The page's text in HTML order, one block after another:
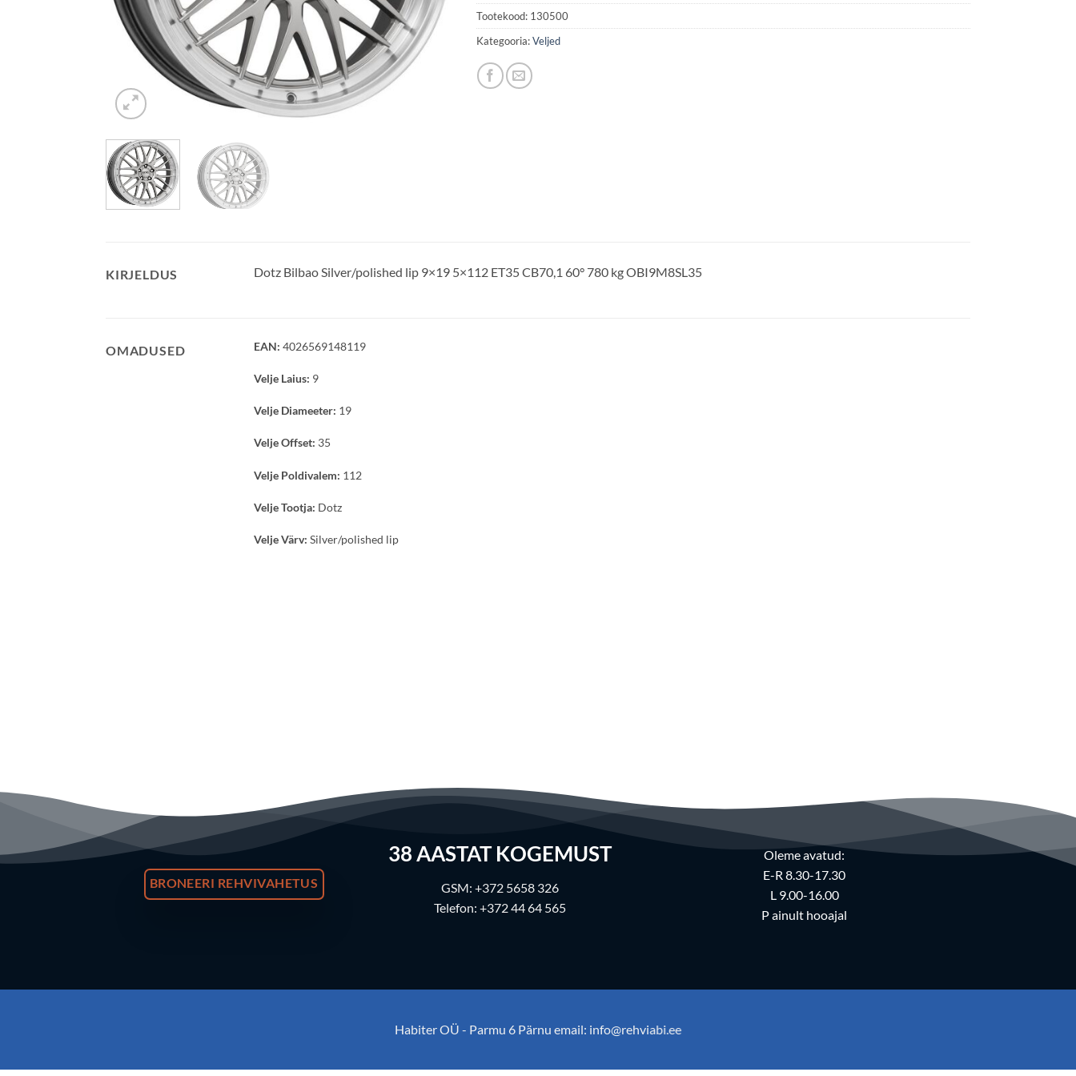
Tootekood: 130500
Kategooria:Veljed
KIRJELDUS Dotz Bilbao Silver/polished lip 9×19 5×112 ET35 CB70,1 60° 780 kg OBI9M8SL35
OMADUSED EAN: 4026569148119
Velje Laius: 9
Velje Diameeter: 19
Velje Offset: 35
Velje Poldivalem: 112
Velje Tootja: Dotz
Velje Värv: Silver/polished lip
BRONEERI REHVIVAHETUS
38 AASTAT KOGEMUST
GSM: +372 5658 326
Telefon: +372 44 64 565
Oleme avatud:
E-R 8.30-17.30
L 9.00-16.00
P ainult hooajal
Habiter OÜ - Parmu 6 Pärnu email: info@rehviabi.ee